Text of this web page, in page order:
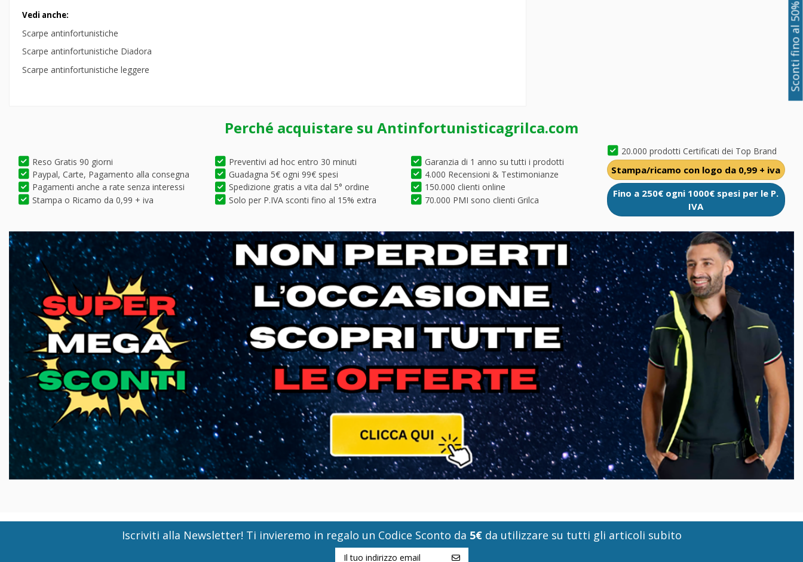
Vedi anche:
Scarpe antinfortunistiche
Scarpe antinfortunistiche Diadora
Scarpe antinfortunistiche leggere
Perché acquistare su Antinfortunisticagrilca.com
Reso Gratis 90 giorni
Paypal, Carte, Pagamento alla consegna
Pagamenti anche a rate senza interessi
Stampa o Ricamo da 0,99 + iva
Preventivi ad hoc entro 30 minuti
Guadagna 5€ ogni 99€ spesi
Spedizione gratis a vita dal 5° ordine
Solo per P.IVA sconti fino al 15% extra
Garanzia di 1 anno su tutti i prodotti
4.000 Recensioni & Testimonianze
150.000 clienti online
70.000 PMI sono clienti Grilca
20.000 prodotti Certificati dei Top Brand
Stampa/ricamo con logo da 0,99 + iva
Fino a 250€ ogni 1000€ spesi per le P.
IVA
Iscriviti alla Newsletter! Ti invieremo in regalo un Codice Sconto da 5€da utilizzare su tutti gli articoli subito
Sconti fino al 50%